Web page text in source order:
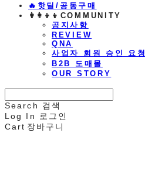
🔥핫딜/공동구매
👩‍👩‍👦‍👦COMMUNITY
공지사항
REVIEW
QNA
사업자 회원 승인 요청
B2B 도매몰
OUR STORY
Search
검색
Log In
로그인
Cart 장바구니